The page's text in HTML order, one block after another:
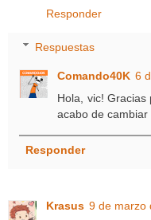
Responder
Respuestas
Comando40K 6
Hola, vic!
acabo de
Responder
Krasus 9 de marzo